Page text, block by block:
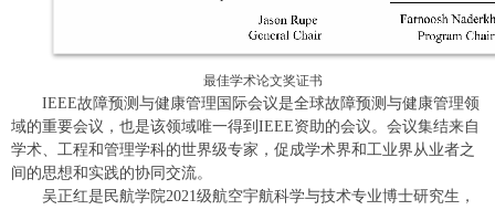
最佳学术论文奖证书
IEEE故障预测与健康管理国际会议是全球故障预测与健康管理领
域的重要会议，也是该领域唯一得到IEEE资助的会议。会议集结来自
学术、工程和管理学科的世界级专家，促成学术界和工业界从业者之
间的思想和实践的协同交流。
吴正红是民航学院2021级航空宇航科学与技术专业博士研究生，